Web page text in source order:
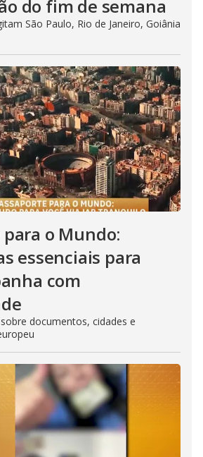
do fim de semana
São Paulo, Rio de Janeiro, Goiânia
o Mundo:
essenciais para
com
documentos, cidades e